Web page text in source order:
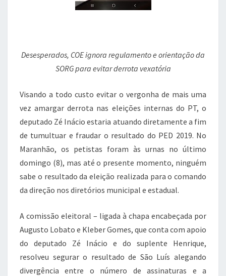
Desesperados, COE ignora regulamento e orientação da
SORG para evitar derrota vexatória
Visando a todo custo evitar o vergonha de mais uma
vez amargar derrota nas eleições internas do PT, o
deputado Zé Inácio estaria atuando diretamente a fim
de tumultuar e fraudar o resultado do PED 2019. No
Maranhão, os petistas foram às urnas no último
domingo (8), mas até o presente momento, ninguém
sabe o resultado da eleição realizada para o comando
da direção nos diretórios municipal e estadual.
A comissão eleitoral – ligada à chapa encabeçada por
Augusto Lobato e Kleber Gomes, que conta com apoio
do deputado Zé Inácio e do suplente Henrique,
resolveu segurar o resultado de São Luís alegando
divergência entre o número de assinaturas e a